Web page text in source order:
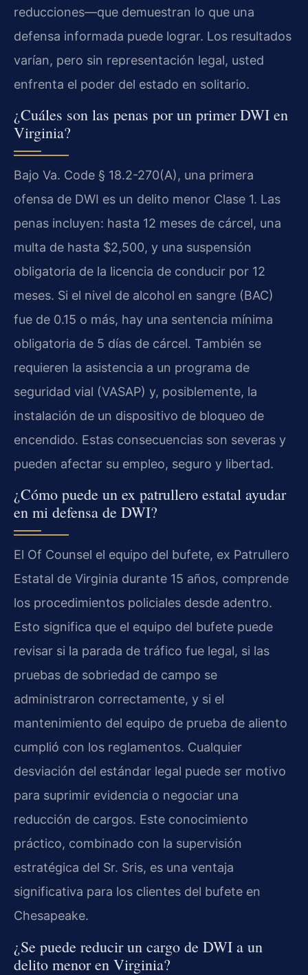
reducciones—que demuestran lo que una
defensa informada puede lograr. Los resultados
varían, pero sin representación legal, usted
enfrenta el poder del estado en solitario.
¿Cuáles son las penas por un primer DWI en
Virginia?
Bajo Va. Code § 18.2-270(A), una primera
ofensa de DWI es un delito menor Clase 1. Las
penas incluyen: hasta 12 meses de cárcel, una
multa de hasta $2,500, y una suspensión
obligatoria de la licencia de conducir por 12
meses. Si el nivel de alcohol en sangre (BAC)
fue de 0.15 o más, hay una sentencia mínima
obligatoria de 5 días de cárcel. También se
requieren la asistencia a un programa de
seguridad vial (VASAP) y, posiblemente, la
instalación de un dispositivo de bloqueo de
encendido. Estas consecuencias son severas y
pueden afectar su empleo, seguro y libertad.
¿Cómo puede un ex patrullero estatal ayudar
en mi defensa de DWI?
El Of Counsel el equipo del bufete, ex Patrullero
Estatal de Virginia durante 15 años, comprende
los procedimientos policiales desde adentro.
Esto significa que el equipo del bufete puede
revisar si la parada de tráfico fue legal, si las
pruebas de sobriedad de campo se
administraron correctamente, y si el
mantenimiento del equipo de prueba de aliento
cumplió con los reglamentos. Cualquier
desviación del estándar legal puede ser motivo
para suprimir evidencia o negociar una
reducción de cargos. Este conocimiento
práctico, combinado con la supervisión
estratégica del Sr. Sris, es una ventaja
significativa para los clientes del bufete en
Chesapeake.
¿Se puede reducir un cargo de DWI a un
delito menor en Virginia?